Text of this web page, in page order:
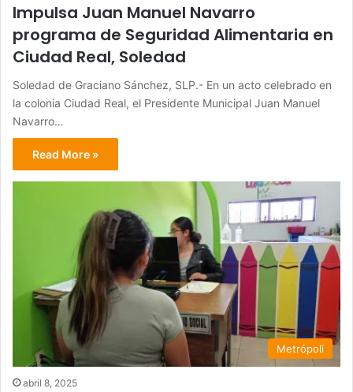
Impulsa Juan Manuel Navarro
programa de Seguridad Alimentaria en
Ciudad Real, Soledad
Soledad de Graciano Sánchez, SLP.- En un acto celebrado en
la colonia Ciudad Real, el Presidente Municipal Juan Manuel
Navarro…
Read More »
Metrópoli
abril 8, 2025